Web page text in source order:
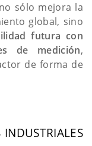
sólo mejora la
global, sino
futura con
de medición,
de forma de